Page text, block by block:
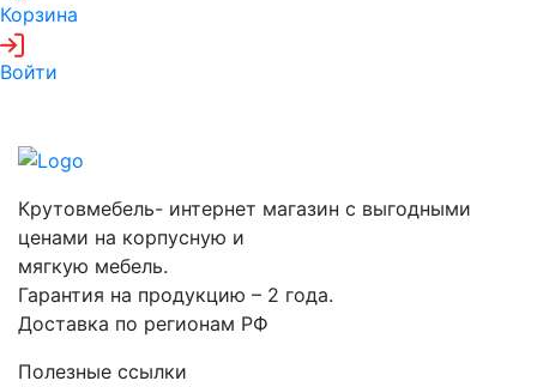
Корзина
Войти
Крутовмебель- интернет магазин с выгодными
ценами на корпусную и
мягкую мебель.
Гарантия на продукцию – 2 года.
Доставка по регионам РФ
Полезные ссылки